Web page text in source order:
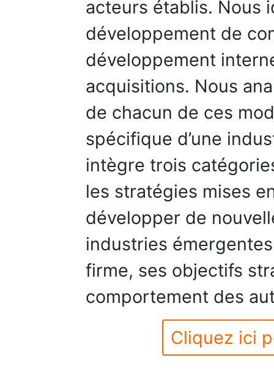
acteurs établis. Nous
développement de
développement
acquisitions. Nous
de chacun de ces
spécifique d’une
intègre trois
les stratégies mises
développer de
industries
firme, ses objectifs
comportement des
Cliquez ici